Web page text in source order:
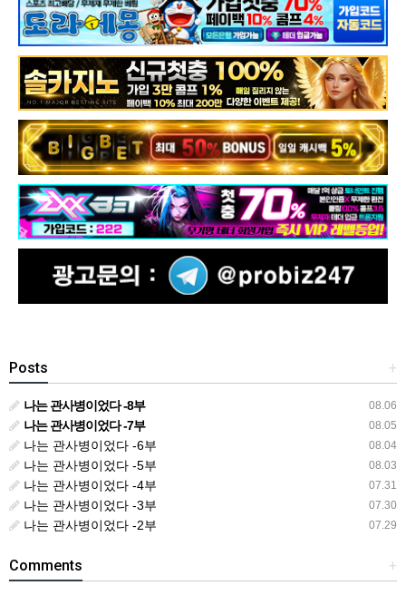
+
Posts
08.06
나는 관사병이었다 -8부
08.05
나는 관사병이었다 -7부
08.04
나는 관사병이었다 -6부
08.03
나는 관사병이었다 -5부
07.31
나는 관사병이었다 -4부
07.30
나는 관사병이었다 -3부
07.29
나는 관사병이었다 -2부
+
Comments